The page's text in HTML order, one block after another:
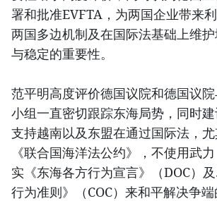
署和批准EVFTA，为两国企业带来
两国多边机制及在国际法基础上维
与稳定的重要性。
范平明高度评价德国议院和德国议
小组一直密切跟踪东海局势，同时
支持越南以及东盟在通过国际法，
《联合国海洋法公约》，不使用武
实《东海各方行为宣言》（DOC）
行为准则》（COC）来和平解决争端